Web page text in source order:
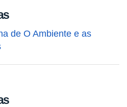
de O Ambiente e as